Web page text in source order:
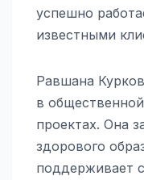
успешно
известными
Равшана
в
проектах. Она
здорового
поддерживает